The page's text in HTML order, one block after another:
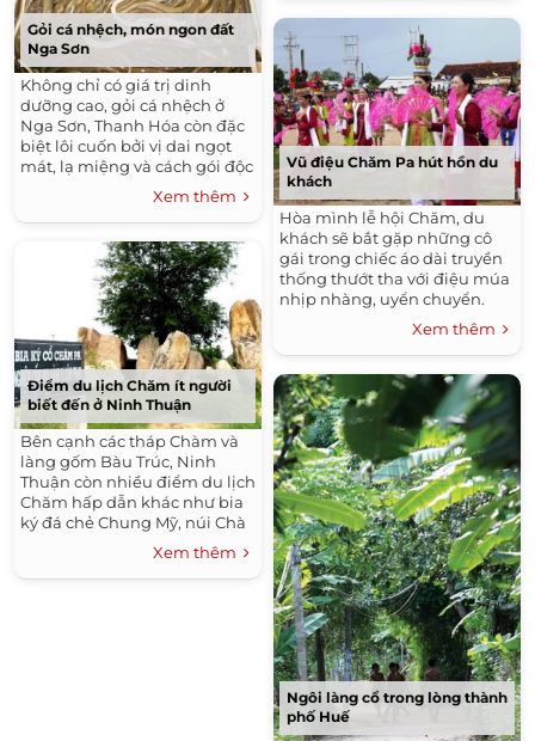
Gỏi cá nhệch, món ngon đất
Nga Sơn
Không chỉ có giá trị dinh
dưỡng cao, gỏi cá nhệch ở
Nga Sơn, Thanh Hóa còn đặc
biệt lôi cuốn bởi vị dai ngọt
mát, lạ miệng và cách gói độc
Xem thêm
Điểm du lịch Chăm ít người
biết đến ở Ninh Thuận
Bên cạnh các tháp Chàm và
làng gốm Bàu Trúc, Ninh
Thuận còn nhiều điểm du lịch
Chăm hấp dẫn khác như bia
ký đá chẻ Chung Mỹ, núi Chà
Bang, giếng cổ Thành Tín...
Xem thêm
Vũ điệu Chăm Pa hút hồn du
khách
Hòa mình lễ hội Chăm, du
khách sẽ bắt gặp những cô
gái trong chiếc áo dài truyền
thống thướt tha với điệu múa
nhịp nhàng, uyển chuyển.
Xem thêm
Ngôi làng cổ trong lòng thành
phố Huế